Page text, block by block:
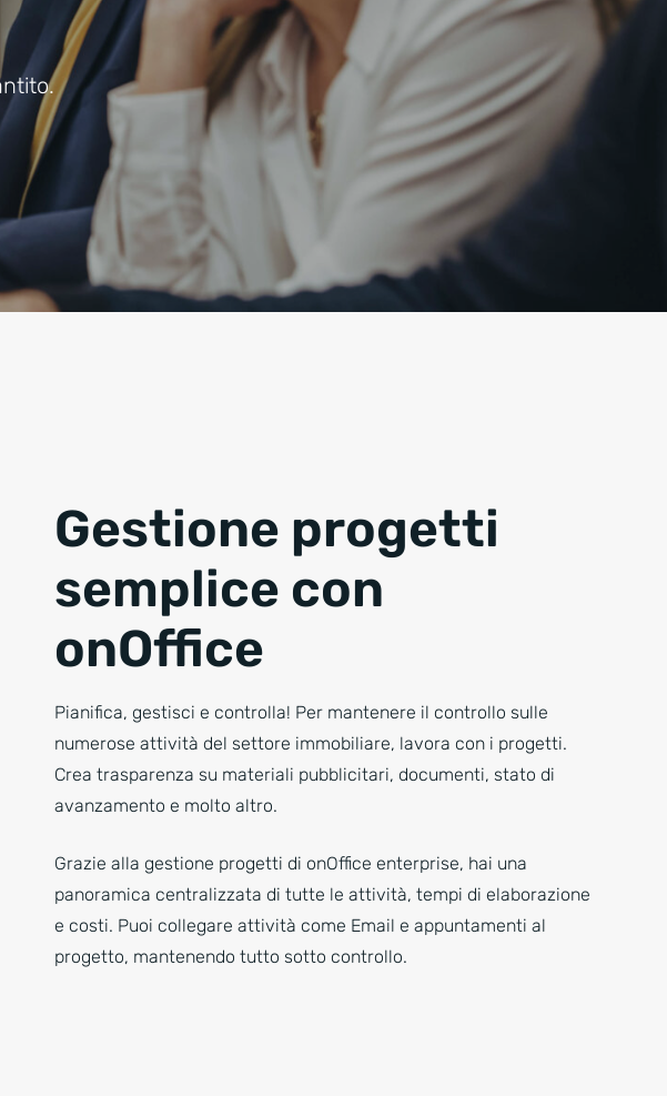
Gestione progetti
semplice con
onOffice
Pianifica, gestisci e controlla! Per mantenere il controllo sulle
numerose attività del settore immobiliare, lavora con i progetti.
Crea trasparenza su materiali pubblicitari, documenti, stato di
avanzamento e molto altro.
Grazie alla gestione progetti di onOffice enterprise, hai una
panoramica centralizzata di tutte le attività, tempi di elaborazione
e costi. Puoi collegare attività come Email e appuntamenti al
progetto, mantenendo tutto sotto controllo.